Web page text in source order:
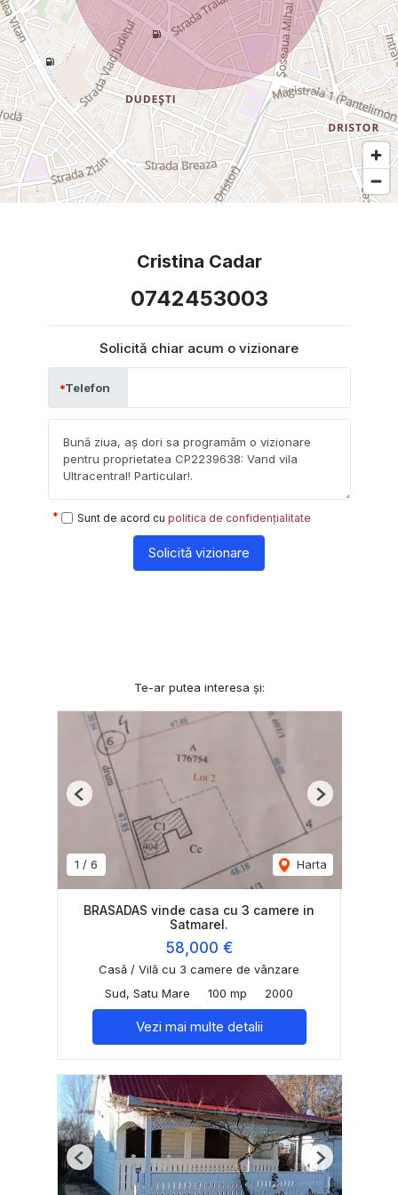
Cristina Cadar
0742453003
Solicită chiar acum o vizionare
Telefon
Sunt de acord cu politica de confidențialitate
Solicită vizionare
Te-ar putea interesa și:
1 / 6 Harta
Previous Next
BRASADAS vinde casa cu 3 camere in
Satmarel.
58,000 €
Casă / Vilă cu 3 camere de vânzare
Sud, Satu Mare
100 mp 2000
Vezi mai multe detalii
Previous Next